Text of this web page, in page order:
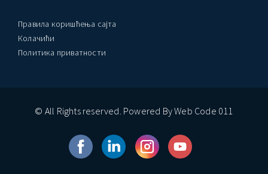
Правила коришћења сајта
Колачићи
Политика приватности
© All Rights reserved. Powered By Web Code 011